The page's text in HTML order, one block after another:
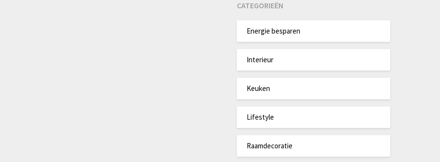
CATEGORIEËN
Energie besparen
Interieur
Keuken
Lifestyle
Raamdecoratie